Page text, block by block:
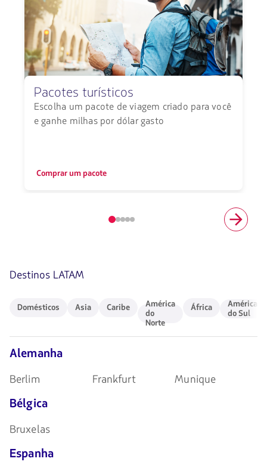
Pacotes turísticos
Escolha um pacote de viagem criado para você
e ganhe milhas por dólar gasto
Comprar um pacote
Elemento
Destinos LATAM
Domésticos
Domésticos Asia
Asia Caribe
Caribe
América
do
Norte
América
do
Norte
África
África
América
do
América
do Sul
Alemanha
Berlim Frankfurt Munique
Bélgica
Bruxelas
Espanha